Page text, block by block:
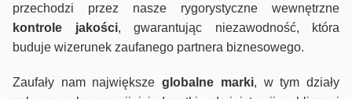
przechodzi przez nasze rygorystyczne wewnętrzne
kontrole jakości, gwarantując niezawodność, która
buduje wizerunek zaufanego partnera biznesowego.
Zaufały nam największeglobalne marki, w tym działy